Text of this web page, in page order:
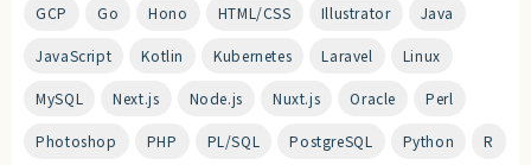
GCP Go Hono HTML/CSS Illustrator Java
JavaScript Kotlin Kubernetes Laravel Linux
MySQL Next.js Node.js Nuxt.js Oracle Perl
Photoshop PHP PL/SQL PostgreSQL Python R